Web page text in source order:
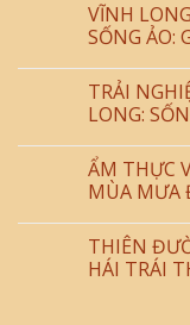
VĨNH
SỐNG ẢO:
TRẢI
LONG:
ẨM THỰC
MÙA MƯA
THIÊN
HÁI TRÁI